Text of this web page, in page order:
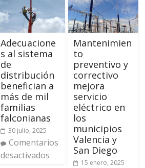
Adecuacione
s al sistema
de
distribución
benefician a
más de mil
familias
falconianas
30 julio, 2025
Comentarios
desactivados
Mantenimien
to
preventivo y
correctivo
mejora
servicio
eléctrico en
los
municipios
Valencia y
San Diego
15 enero, 2025